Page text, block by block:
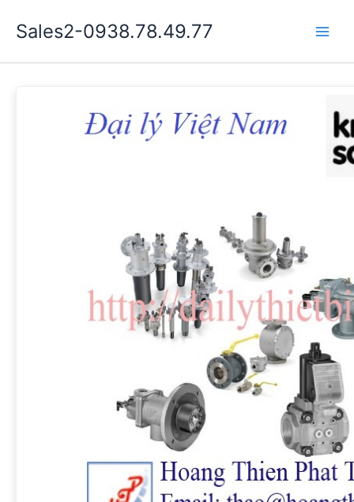
dung
Sales2-0938.78.49.77